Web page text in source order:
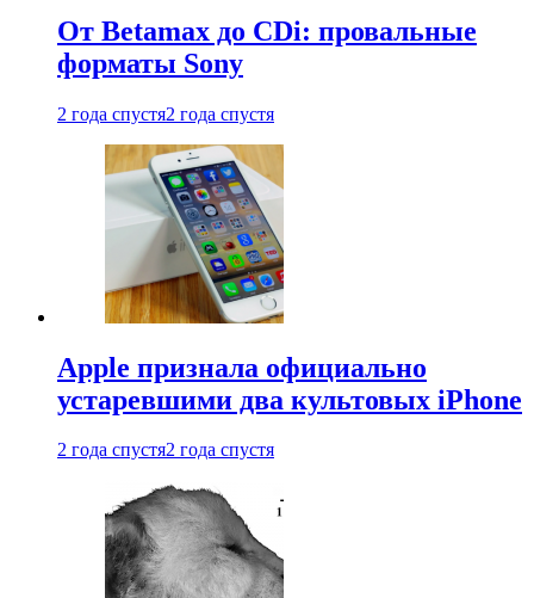
От Betamax до CDi: провальные
форматы Sony
2 года спустя2 года спустя
Apple признала официально
устаревшими два культовых iPhone
2 года спустя2 года спустя